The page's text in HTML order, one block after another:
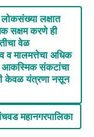
लोकसंख्या लक्षात
सक्षम करणे ही
वेळ
व मालमत्तेचा अधिक
आकस्मिक संकटांचा
केवळ यंत्रणा नसून
महानगरपालिका